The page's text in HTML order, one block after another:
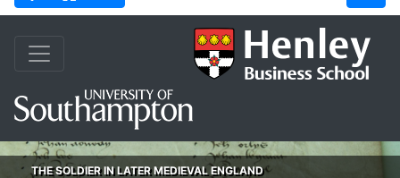
THE SOLDIER IN LATER MEDIEVAL ENGLAND